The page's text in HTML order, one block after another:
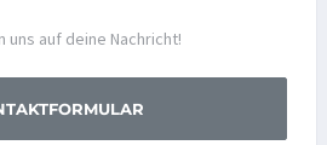
uns auf deine Nachricht!